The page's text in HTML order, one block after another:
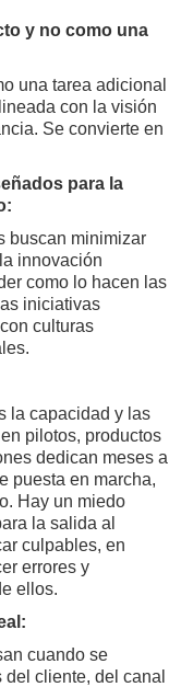
y no como una
una tarea adicional
con la visión
Se convierte en
para la
buscan minimizar
innovación
como lo hacen las
iniciativas
culturas
la capacidad y las
pilotos, productos
dedican meses a
puesta en marcha,
Hay un miedo
la salida al
culpables, en
errores y
ellos.
cuando se
cliente, del canal